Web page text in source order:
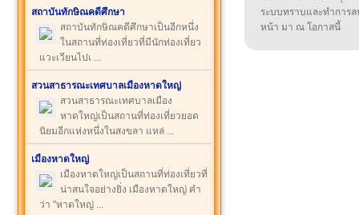
สถาบันทักษิณคดีศึกษา
สถาบันทักษิณคดีศึกษาเป็นอีกหนึ่ง
ในสถานที่ท่องเที่ยวที่มีนักท่องเที่ยว
แวะเวียนไปเ ...
สวนสาธารณะเทศบาลเมืองหาดใหญ่
สวนสาธารณะเทศบาลเมือง
หาดใหญ่เป็นสถานที่ท่องเที่ยวยอด
นิยมอีกแห่งหนึ่งในสงขลา แหล่ ...
เมืองหาดใหญ่
เมืองหาดใหญ่เป็นสถานที่ท่องเที่ยวที่
น่าสนใจอย่างยิ่ง เมืองหาดใหญ่ คำ
ว่า "หาดใหญ่ ...
ระบบทราบและทำกา
หน้า มา ณ โอกาสนี้